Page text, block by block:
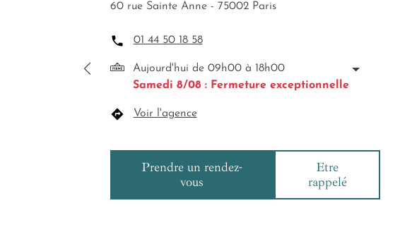
60 rue Sainte Anne - 75002 Paris
01 44 50 18 58
Aujourd'hui de 09h00 à 18h00
Samedi 8/08 : Fermeture exceptionnelle
Voir l'agence
Prendre un rendez-
vous
Etre
rappelé